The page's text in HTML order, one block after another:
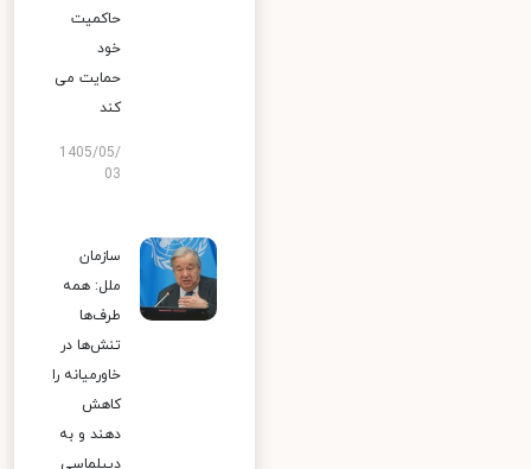
حاکمیت
خود
حمایت می
کند
1405/05/
03
سازمان
ملل: همه
طرف‌ها
تنش‌ها در
خاورمیانه را
کاهش
دهند و به
دیپلماسی